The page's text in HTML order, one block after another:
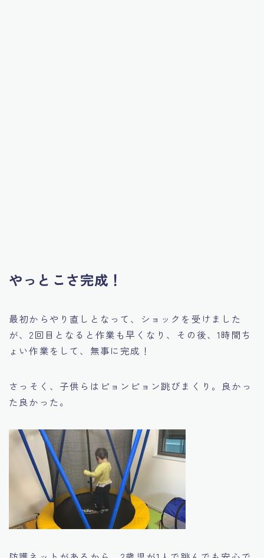
やっとこさ完成！
最初からやり直しとなって、ショックを受けました
が、2回目となると作業も早くなり、その後、1時間ち
ょい作業をして、無事に完成！
さっそく、子供らはピョンピョン跳びまくり。良かっ
た良かった。